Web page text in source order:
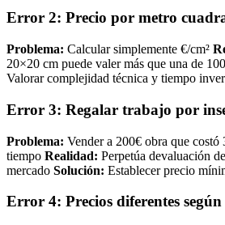
Error 2: Precio por metro
Problema: Calcular simplemente €/cm²
20×20 cm puede valer más que una de
Valorar complejidad técnica y tiempo
Error 3: Regalar trabajo por
Problema: Vender a 200€ obra que costó
tiempo Realidad: Perpetúa devaluación
mercado Solución: Establecer precio
Error 4: Precios diferentes según